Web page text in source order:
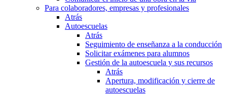
Para colaboradores, empresas y profesionales
Atrás
Autoescuelas
Atrás
Seguimiento de enseñanza a la conducción
Solicitar exámenes para alumnos
Gestión de la autoescuela y sus recursos
Atrás
Apertura, modificación y cierre de
autoescuelas